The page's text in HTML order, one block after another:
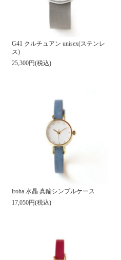
G41 クルチュアン unisex(ステンレ
ス)
25,300円(税込)
iroha 水晶 真鍮シンプルケース
17,050円(税込)